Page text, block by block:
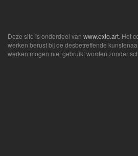
Deze site is onderdeel van www.exto.art. Het
werken berust bij de desbetreffende
werken mogen niet gebruikt worden zonder